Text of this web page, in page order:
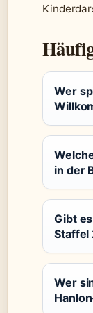
Wer
in der
Gibt
Staffel
Wer